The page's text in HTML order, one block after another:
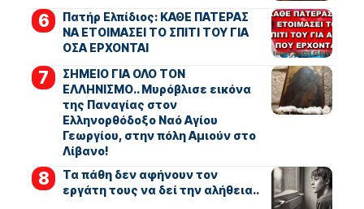
Πατήρ Ελπίδιος: ΚΑΘΕ ΠΑΤΕΡΑΣ
ΝΑ ΕΤΟΙΜΑΣΕΙ ΤΟ ΣΠΙΤΙ ΤΟΥ ΓΙΑ
ΟΣΑ ΕΡΧΟΝΤΑΙ
ΣΗΜΕΙΟ ΓΙΑ ΟΛΟ ΤΟΝ
ΕΛΛΗΝΙΣΜΟ.. Μυρόβλισε εικόνα
της Παναγίας στον
Ελληνορθόδοξο Ναό Αγίου
Γεωργίου, στην πόλη Αμιούν στο
Λίβανο!
Τα πάθη δεν αφήνουν τον
εργάτη τους να δεί την αλήθεια..